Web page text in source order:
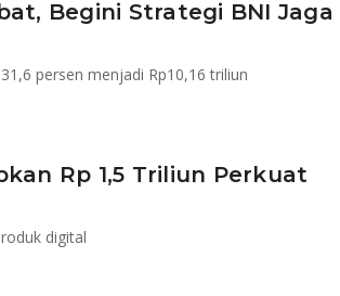
Begini Strategi BNI Jaga
persen menjadi Rp10,16 triliun
Rp 1,5 Triliun Perkuat
digital